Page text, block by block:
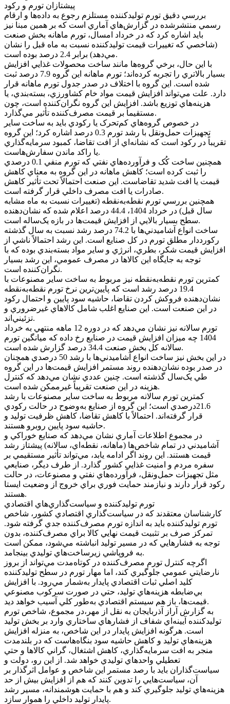
پيشتازان تورم و رکود
بررسي دقيق تورم توليدکننده مستلزم رجوع به داده‌ها و ارقام
رسمي منتشرشده در گزارش‌هاي آماري است که بر همين مبنا نيز
بايد اشاره کرد که در خرداد امسال، تورم ماهانه بخش صنعت
(شاخصي که تغييرات قيمت توليدکننده نسبت به ماه قبل را نشان
مي‌دهد) برابر 2.4 درصد بوده است.
با اين حال، برخي گروه‌ها مانند ساخت محصولات غذايي افزايش
بسيار بالاتري را تجربه کرده‌اند؛ تورم ماهانه اين گروه 7.9 درصد ثبت
شده است. اين گروه با اختلاف در صدر جدول تورم ماهانه قرار
دارد. علت مي‌تواند افزايش قيمت مواد خام کشاورزي، بسته‌بندي، يا
هزينه‌هاي توزيع باشد. افزايش اين گروه نگران‌کننده است، چون
مستقيماً بر قيمت مصرف‌کننده تأثير مي‌گذارد.
در خصوص گروه‌هاي کم‌تحرک يا رکودي بايد به ساخت ساير
تجهيزات حمل‌ونقل با رشد تورم 0.3 درصد اشاره کرد؛ اين گروه
تقريباً در رکود است که نشانه‌اي از افت تقاضا، کمبود سرمايه‌گذاري
يا راکد ماندن سفارش‌هاست.
همچنين ساخت کُک و فرآورده‌هاي نفتي که تورم منفي 0.1 درصدي
را ثبت کرده است؛ کاهش ماهانه در اين گروه به معناي کاهش
قيمت يا افت شديد تقاضاست. اين صنعت احتمالاً تحت تأثير کاهش
صادرات يا افت مصرف داخلي قرار گرفته است.
همچنين بررسي تورم نقطه‌به‌نقطه (تغييرات نسبت به ماه مشابه
سال قبل) در خرداد 1404، 44.4 درصد اعلام شده که نشان‌دهنده
سطح بسيار بالايي از افزايش قيمت‌ها در بازه يک‌ساله است.
ساخت انواع آشاميدني‌ها با 74.2 درصد رشد نسبت به سال گذشته
رکورددار مطلق تورم در کل صنايع است. اين رشد احتمالاً ناشي از
افزايش قيمت شکر، بطري، انرژي و ساير مواد بسته‌بندي بوده که با
توجه به جايگاه اين کالاها در مصرف عمومي، اين رشد بسيار
نگران‌کننده است.
کمترين تورم نقطه‌به‌نقطه نيز مربوط به ساخت ساير مصنوعات با
19.4 درصد رشد است که پايين‌ترين نرخ تورم نقطه‌به‌نقطه
نشان‌دهنده فروکش کردن تقاضا، حاشيه سود پايين و احتمال رکود
در اين صنعت است. اين صنايع اغلب شامل کالاهاي غيرضروري و
تزئيني‌اند.
تورم سالانه نيز نشان مي‌دهد که در دوره 12 ماهه منتهي به خرداد
1404 چه ميزان افزايش قيمت در صنايع رخ داده که ميانگين تورم
سالانه کل بخش صنعت 34.4 درصد گزارش شده است.
در اين بخش نيز ساخت انواع آشاميدني‌ها با رشد 50 درصدي همچنان
در صدر بوده نشان‌دهنده روند مستمر افزايش قيمت‌ها در اين گروه
طي يک‌سال گذشته است. چنين عددي نشان مي‌دهد که کنترل
هزينه در اين صنعت تقريباً غيرممکن شده است.
کمترين تورم سالانه مربوط به ساخت ساير مصنوعات با رشد
21.6درصدي است؛ اين گروه از صنايع به‌وضوح در حالت رکودي
قرار گرفته‌اند. احتمالاً با کاهش تقاضا، کاهش ظرفيت توليد و
حاشيه سود پايين روبرو هستند.
در مجموع اطلاعات آماري نشان مي‌دهد که صنايع خوراکي و
آشاميدني در تمام شاخص‌ها (ماهانه، نقطه‌اي، سالانه) پيشتاز رشد
قيمت هستند. اين روند اگر ادامه يابد، مي‌تواند تأثير مستقيمي بر
سفره مردم و امنيت غذايي کشور گذارد. از طرف ديگر، صنايعي
مثل تجهيزات حمل‌ونقل، فرآورده‌هاي نفتي و مصنوعات، در حالت
رکود قرار دارند و نيازمند حمايت فوري براي خروج از وضعيت ايستا
هستند.
تورم توليدکننده و سياست‌گذاري‌هاي اقتصادي
کارشناسان معتقدند که در سياست‌گذاري اقتصادي کشور، شاخص
تورم توليدکننده بايد به اندازه تورم مصرف‌کننده جدي گرفته شود.
تمرکز صرف بر تثبيت قيمت نهايي کالا براي مصرف‌کننده، بدون
توجه به فشارهايي که در مسير توليد انباشته مي‌شود، ممکن است
به فروپاشي زيرساخت‌هاي توليدي بينجامد.
اگرچه کنترل تورم مصرف‌کننده در کوتاه‌مدت مي‌تواند از بروز
نارضايتي عمومي جلوگيري کند، اما مهار تورم در سطح توليدکننده
کليد اصلي ثبات اقتصادي پايدار به‌شمار مي‌رود. با افزايش
بي‌ضابطه هزينه‌هاي توليد، حتي در صورت سرکوب مصنوعي
قيمت‌ها، باز هم سيستم اقتصادي به‌طور کلي آسيب خواهد ديد.
به گزارش آراز آذربايجان به نقل از مهر،در مجموع، شاخص تورم
توليدکننده آيينه‌اي شفاف از فشارهاي ساختاري وارد بر بخش توليد
است. هرگونه افزايش پايدار در اين شاخص، به منزله افزايش
هزينه‌هاي توليد و کاهش حاشيه سود بنگاه‌هاست که در بلندمدت
منجر به افت سرمايه‌گذاري، کاهش اشتغال، گراني کالاها و حتي
تعطيلي واحدهاي توليدي خواهد شد. از اين رو، دولت و
سياست‌گذاران بايد با رصد مستمر اين شاخص و عوامل اثرگذار بر
آن، سياست‌هايي را تدوين کنند که هم از افزايش بيش از حد
هزينه‌هاي توليد جلوگيري کند و هم با حمايت هوشمندانه، مسير رشد
پايدار توليد داخلي را هموار سازد.